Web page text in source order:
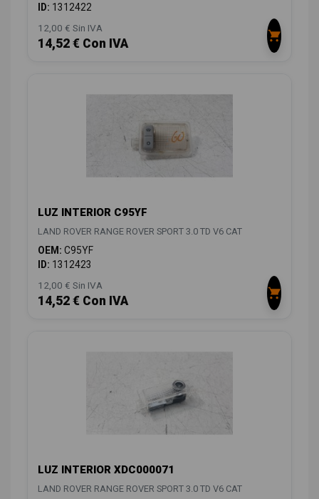
ID: 1312422
12,00 € Sin IVA
14,52 € Con IVA
LUZ INTERIOR C95YF
LAND ROVER RANGE ROVER SPORT 3.0 TD V6 CAT
OEM: C95YF
ID: 1312423
12,00 € Sin IVA
14,52 € Con IVA
LUZ INTERIOR XDC000071
LAND ROVER RANGE ROVER SPORT 3.0 TD V6 CAT